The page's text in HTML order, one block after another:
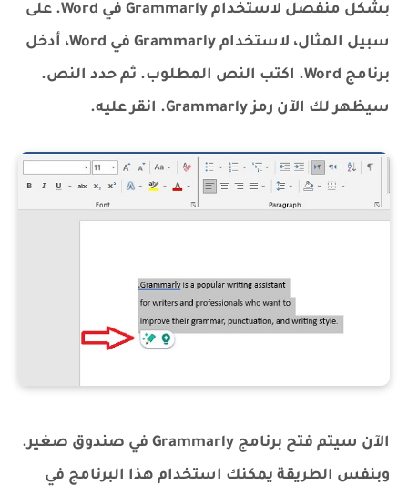
بشكل منفصل لاستخدام Grammarly في Word. على
سبيل المثال، لاستخدام Grammarly في Word، أدخل
برنامج Word. اكتب النص المطلوب. ثم حدد النص.
سيظهر لك الآن رمز Grammarly. انقر عليه.
الآن سيتم فتح برنامج Grammarly في صندوق صغير.
وبنفس الطريقة يمكنك استخدام هذا البرنامج في